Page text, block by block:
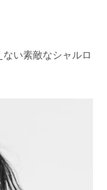
い素敵なシャルロ